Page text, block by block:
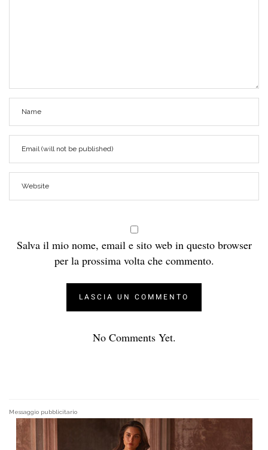
Salva il mio nome, email e sito web in questo browser
per la prossima volta che commento.
No Comments Yet.
Messaggio pubblicitario